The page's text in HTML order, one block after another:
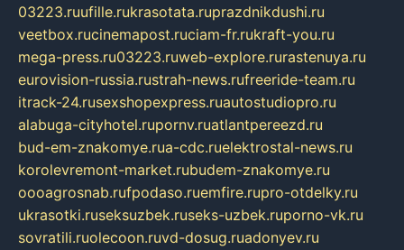
03223.ruufille.rukrasotata.ruprazdnikdushi.ru
veetbox.rucinemapost.ruciam-fr.rukraft-you.ru
mega-press.ru03223.ruweb-explore.rurastenuya.ru
eurovision-russia.rustrah-news.rufreeride-team.ru
itrack-24.rusexshopexpress.ruautostudiopro.ru
alabuga-cityhotel.rupornv.ruatlantpereezd.ru
bud-em-znakomye.rua-cdc.ruelektrostal-news.ru
korolevremont-market.rubudem-znakomye.ru
oooagrosnab.rufpodaso.ruemfire.rupro-otdelky.ru
ukrasotki.ruseksuzbek.ruseks-uzbek.ruporno-vk.ru
sovratili.ruolecoon.ruvd-dosug.ruadonyev.ru